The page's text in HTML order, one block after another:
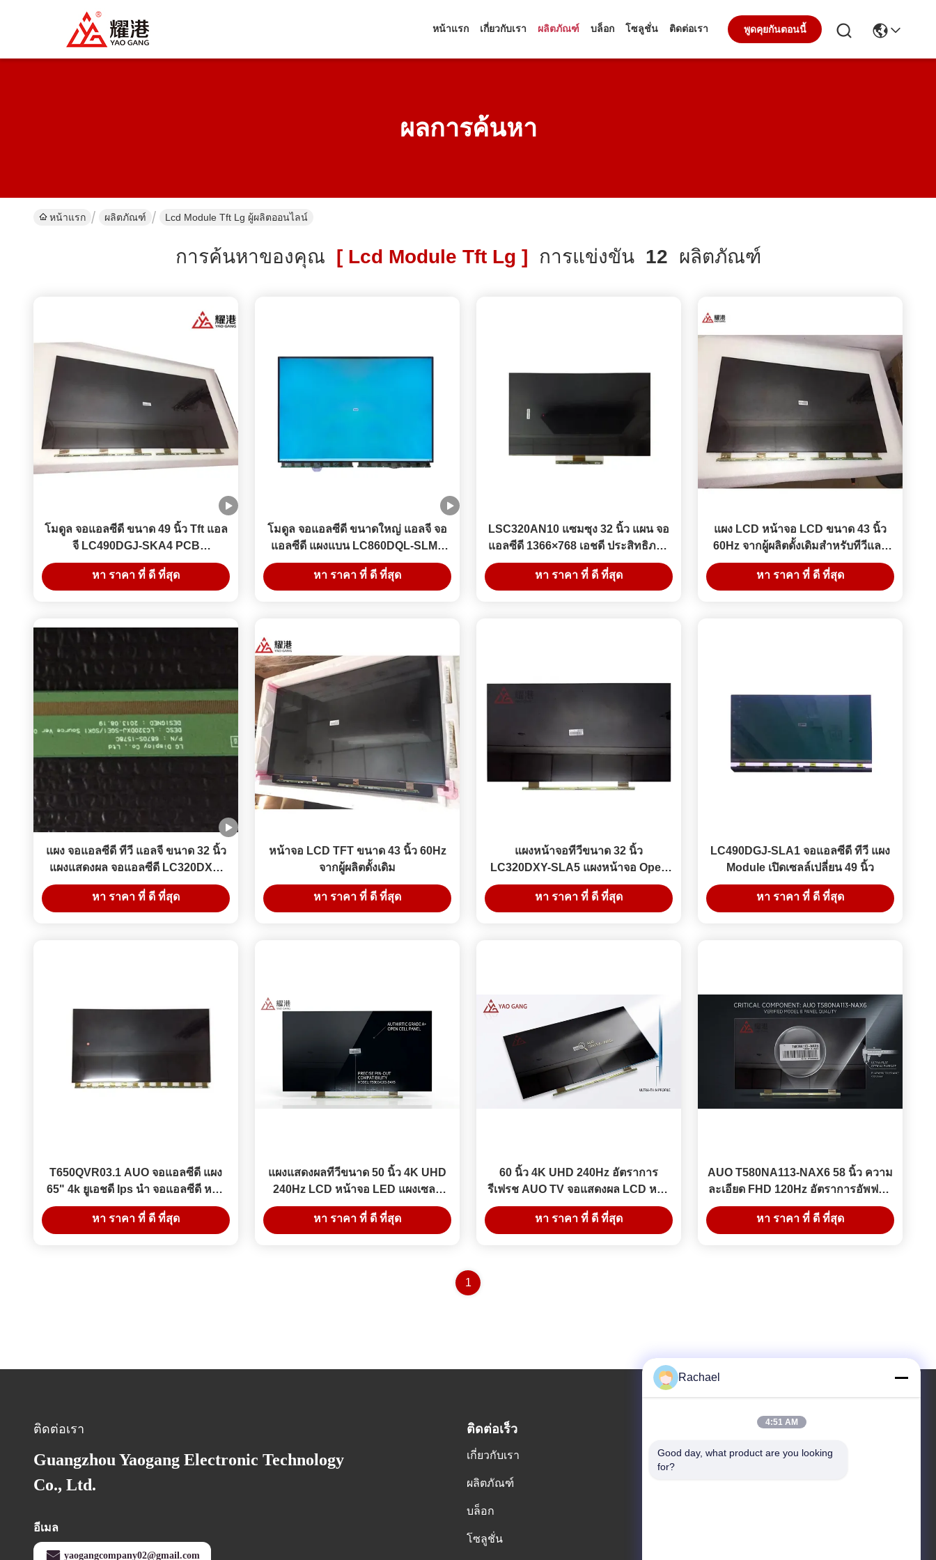
หน้าแรก เกี่ยวกับเรา ผลิตภัณฑ์ บล็อก โซลูชั่น ติดต่อเรา พูดคุยกันตอนนี้
ผลการค้นหา
หน้าแรก ผลิตภัณฑ์ Lcd Module Tft Lg ผู้ผลิตออนไลน์
การค้นหาของคุณ [ Lcd Module Tft Lg ] การแข่งขัน 12 ผลิตภัณฑ์
โมดูล จอแอลซีดี ขนาด 49 นิ้ว Tft แอล
จี LC490DGJ-SKA4 PCB
2440B/2441B จอแอลซีดี ทีวี หน้าจอ
บิล์ดอิเล็กทรอนิกส์
หา ราคา ที่ ดี ที่สุด
โมดูล จอแอลซีดี ขนาดใหญ่ แอลจี จอ
แอลซีดี แผงแบน LC860DQL-SLM1
เปลี่ยนหน้าจอ 4K เอชดี Network
หา ราคา ที่ ดี ที่สุด
LSC320AN10 แซมซุง 32 นิ้ว แผน จอ
แอลซีดี 1366×768 เอชดี ประสิทธิภาพ
การใช้พลังงาน
หา ราคา ที่ ดี ที่สุด
แผง LCD หน้าจอ LCD ขนาด 43 นิ้ว
60Hz จากผู้ผลิตดั้งเดิมสำหรับทีวีและ
จอภาพ
หา ราคา ที่ ดี ที่สุด
แผง จอแอลซีดี ทีวี แอลจี ขนาด 32 นิ้ว
แผงแสดงผล จอแอลซีดี LC320DXY-
SLA5 มุมมอง 89°
หา ราคา ที่ ดี ที่สุด
หน้าจอ LCD TFT ขนาด 43 นิ้ว 60Hz
จากผู้ผลิตดั้งเดิม
หา ราคา ที่ ดี ที่สุด
แผงหน้าจอทีวีขนาด 32 นิ้ว
LC320DXY-SLA5 แผงหน้าจอ Open
Cell จอแอลซีดี นำ แสดง
หา ราคา ที่ ดี ที่สุด
LC490DGJ-SLA1 จอแอลซีดี ทีวี แผง
Module เปิดเซลล์เปลี่ยน 49 นิ้ว
หา ราคา ที่ ดี ที่สุด
T650QVR03.1 AUO จอแอลซีดี แผง
65" 4k ยูเอชดี Ips นำ จอแอลซีดี หน้า
จอ จอจอ
หา ราคา ที่ ดี ที่สุด
แผงแสดงผลทีวีขนาด 50 นิ้ว 4K UHD
240Hz LCD หน้าจอ LED แผงเซลล์
แบบเปิดสำหรับการปรับแต่ง
หา ราคา ที่ ดี ที่สุด
60 นิ้ว 4K UHD 240Hz อัตราการ
รีเฟรช AUO TV จอแสดงผล LCD หน้า
จอ LED เปลี่ยนจอแสดงผล
หา ราคา ที่ ดี ที่สุด
AUO T580NA113-NAX6 58 นิ้ว ความ
ละเอียด FHD 120Hz อัตราการอัพฟรีช์
TV ผังจอสําหรับการซ่อมแซม TV
หา ราคา ที่ ดี ที่สุด
1
ติดต่อเรา
Guangzhou Yaogang Electronic Technology
Co., Ltd.
อีเมล
yaogangcompany02@gmail.com
ติดต่อเร็ว
เกี่ยวกับเรา
ผลิตภัณฑ์
บล็อก
โซลูชั่น
ที่อยู่
Rachael
4:51 AM
Good day, what product are you looking
for?